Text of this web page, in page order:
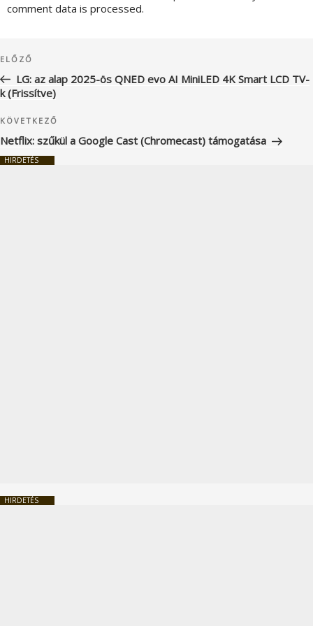
comment data is processed.
navigáció
Korábbi
bejegyzés
ELŐZŐ
LG: az alap 2025-ös QNED evo AI MiniLED 4K Smart LCD TV-
k (Frissítve)
Következő
bejegyzés
KÖVETKEZŐ
Netflix: szűkül a Google Cast (Chromecast) támogatása
HIRDETÉS
HIRDETÉS